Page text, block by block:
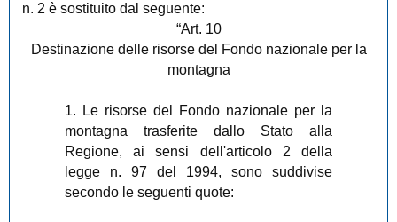
n. 2 è sostituito dal seguente:
“Art. 10
Destinazione delle risorse del Fondo nazionale per la
montagna
1. Le risorse del Fondo nazionale per la
montagna trasferite dallo Stato alla
Regione, ai sensi dell'articolo 2 della
legge n. 97 del 1994, sono suddivise
secondo le seguenti quote: